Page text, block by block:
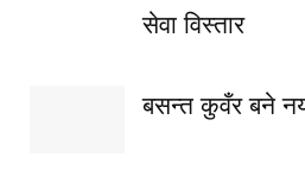
सेवा विस्तार
बसन्त कुवँर बने